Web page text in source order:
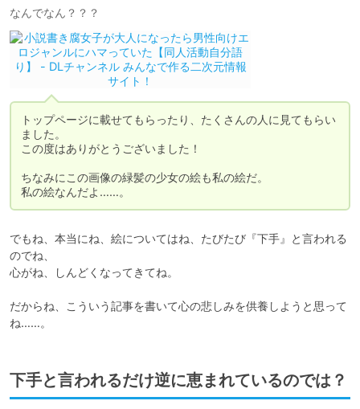
なんでなん？？？
トップページに載せてもらったり、たくさんの人に見てもらい
ました。
この度はありがとうございました！
ちなみにこの画像の緑髪の少女の絵も私の絵だ。
私の絵なんだよ……。
でもね、本当にね、絵についてはね、たびたび『下手』と言われる
のでね、
心がね、しんどくなってきてね。
だからね、こういう記事を書いて心の悲しみを供養しようと思って
ね……。
下手と言われるだけ逆に恵まれているのでは？